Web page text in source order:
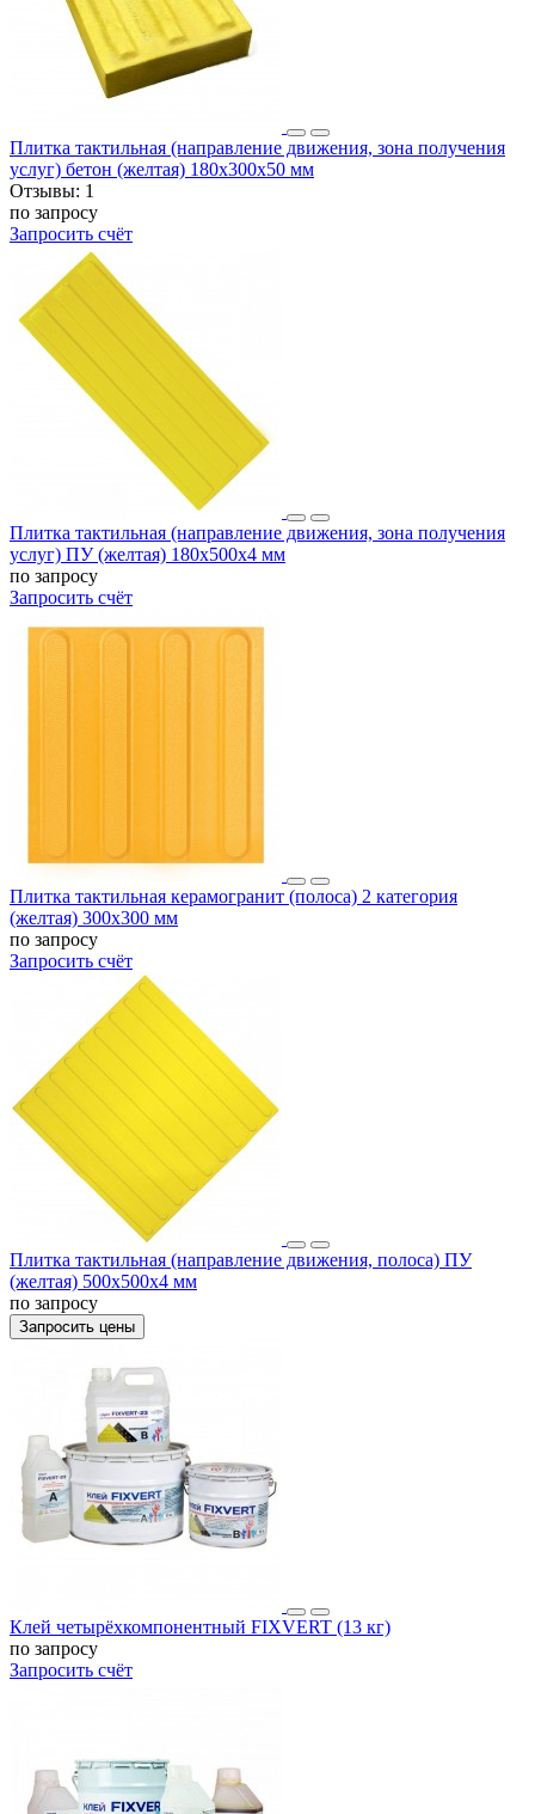
Плитка тактильная (направление движения, зона получения
услуг) бетон (желтая) 180х300х50 мм
Отзывы: 1
по запросу
Запросить счёт
Плитка тактильная (направление движения, зона получения
услуг) ПУ (желтая) 180х500х4 мм
по запросу
Запросить счёт
Плитка тактильная керамогранит (полоса) 2 категория
(желтая) 300х300 мм
по запросу
Запросить счёт
Плитка тактильная (направление движения, полоса) ПУ
(желтая) 500х500х4 мм
по запросу
Запросить цены
Клей четырёхкомпонентный FIXVERT (13 кг)
по запросу
Запросить счёт